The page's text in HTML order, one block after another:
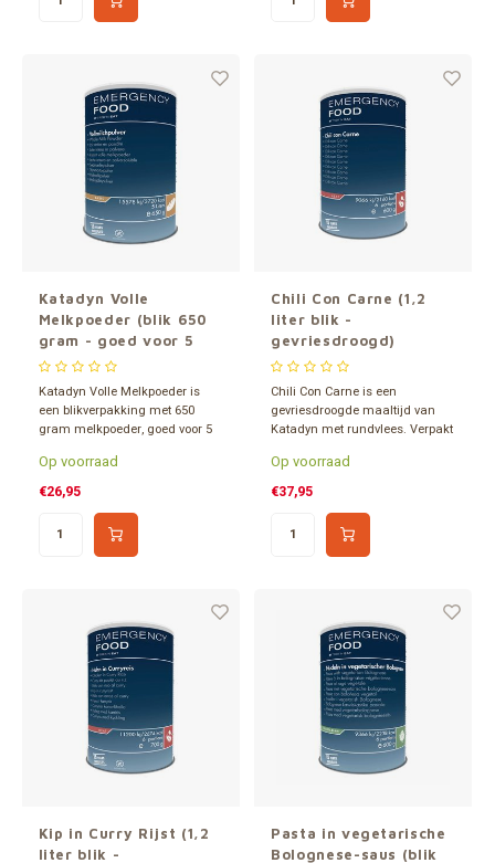
Katadyn Volle
Melkpoeder (blik 650
gram - goed voor 5
liter melk )
Katadyn Volle Melkpoeder is
een blikverpakking met 650
gram melkpoeder, goed voor 5
extreem lange houdbaarheid
van zo'n 15 jaar.
Op voorraad
€26,95
Chili Con Carne (1,2
liter blik -
gevriesdroogd)
Chili Con Carne is een
gevriesdroogde maaltijd van
Katadyn met rundvlees. Verpakt
houdbaar. Inhoud goed voor 6
porties.
Op voorraad
€37,95
Kip in Curry Rijst (1,2
liter blik -
Pasta in vegetarische
Bolognese-saus (blik